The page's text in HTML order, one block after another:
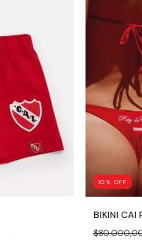
10 % OFF
BIKINI CAI